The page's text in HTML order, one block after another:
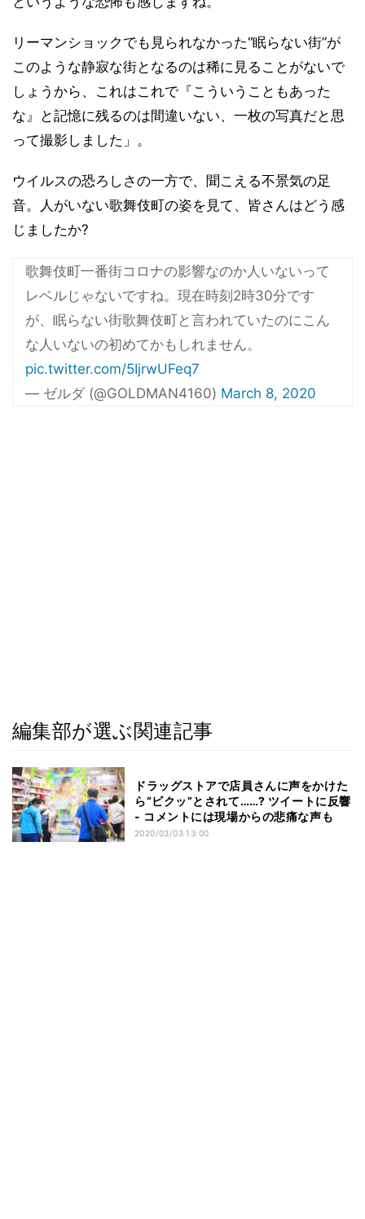
リーマンショックでも見られなかった“眠らない街”が
このような静寂な街となるのは稀に見ることがないで
しょうから、これはこれで『こういうこともあった
な』と記憶に残るのは間違いない、一枚の写真だと思
って撮影しました」。
ウイルスの恐ろしさの一方で、聞こえる不景気の足
音。人がいない歌舞伎町の姿を見て、皆さんはどう感
じましたか?
歌舞伎町一番街コロナの影響なのか人いないって
レベルじゃないですね。現在時刻2時30分です
が、眠らない街歌舞伎町と言われていたのにこん
な人いないの初めてかもしれません。
pic.twitter.com/5IjrwUFeq7
— ゼルダ (@GOLDMAN4160) March 8, 2020
編集部が選ぶ関連記事
ドラッグストアで店員さんに声をかけた
ら“ビクッ”とされて……? ツイートに反響
- コメントには現場からの悲痛な声も
2020/03/03 13:00